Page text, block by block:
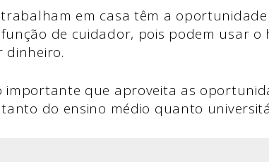
em casa têm a
de cuidador, pois podem usar
dinheiro.
importante que aproveita as
do ensino médio quanto